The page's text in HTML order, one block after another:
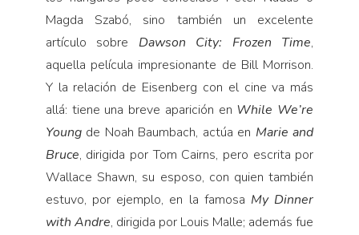
Magda Szabó, sino también un excelente
artículo sobre Dawson City: Frozen Time,
aquella película impresionante de Bill Morrison.
Y la relación de Eisenberg con el cine va más
allá: tiene una breve aparición en While We’re
Young de Noah Baumbach, actúa en Marie and
Bruce, dirigida por Tom Cairns, pero escrita por
Wallace Shawn, su esposo, con quien también
estuvo, por ejemplo, en la famosa My Dinner
with Andre, dirigida por Louis Malle; además fue